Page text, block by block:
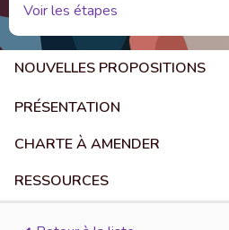
Voir les étapes
NOUVELLES PROPOSITIONS
PRÉSENTATION
CHARTE À AMENDER
RESSOURCES